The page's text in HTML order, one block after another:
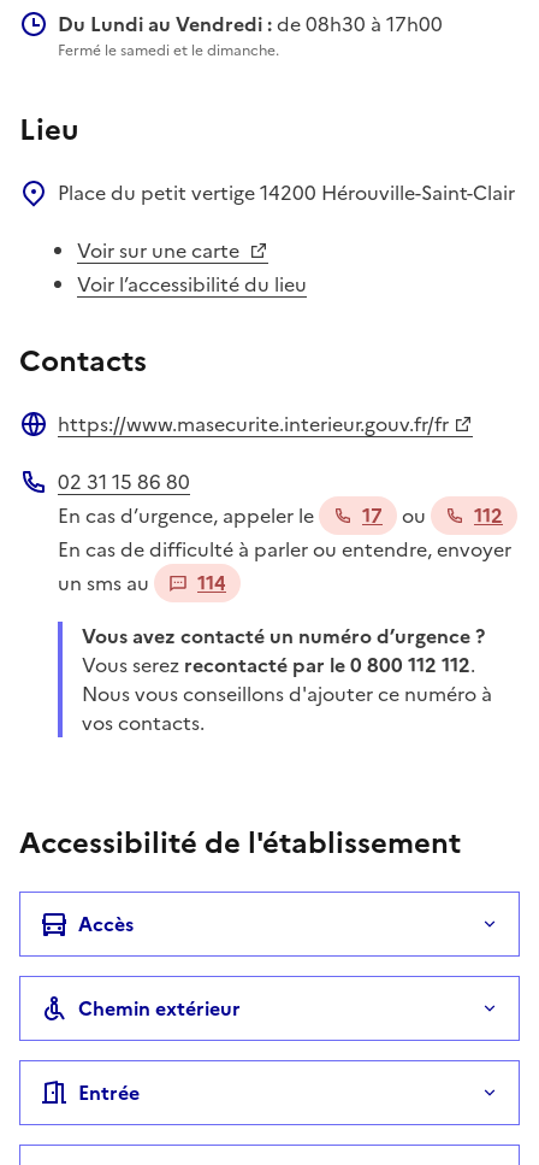
Du Lundi au Vendredi :de 08h30 à 17h00
Fermé le samedi et le dimanche.
Lieu
Place du petit vertige14200 Hérouville-Saint-Clair
Voir sur une carte
Voir l’accessibilité du lieu
Contacts
https://www.masecurite.interieur.gouv.fr/fr
Téléphone
02 31 15 86 80
En cas d’urgence, appeler le
17 ou
112
En cas de difficulté à parler ou entendre, envoyer
un sms au
114
Vous avez contacté un numéro d’urgence ?
Vous serez recontacté par le 0 800 112 112.
Nous vous conseillons d'ajouter ce numéro à
vos contacts.
Accessibilité de l'établissement
Accès
Chemin extérieur
Entrée